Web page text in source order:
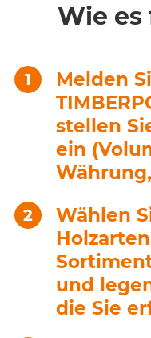
Wie
Melden
stellen
ein
Wählen
und
die Sie